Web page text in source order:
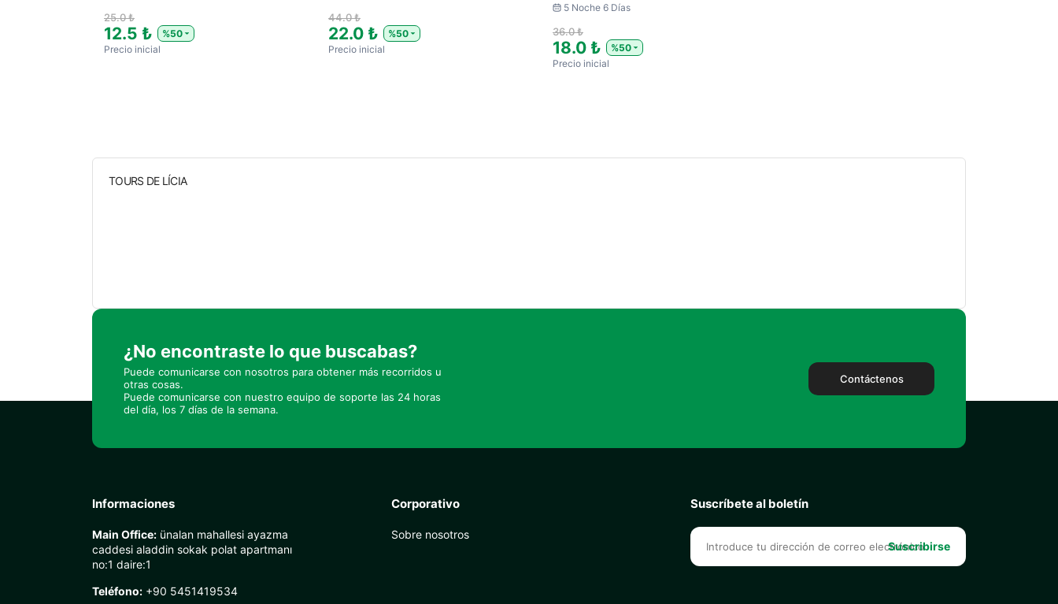
25.0 ₺
12.5 ₺
%50
Precio inicial
44.0 ₺
22.0 ₺
%50
Precio inicial
5 Noche 6 Días
36.0 ₺
18.0 ₺
%50
Precio inicial
TOURS DE LÍCIA
¿No encontraste lo que buscabas?
Puede comunicarse con nosotros para obtener más recorridos u
otras cosas.
Puede comunicarse con nuestro equipo de soporte las 24 horas
del día, los 7 días de la semana.
Contáctenos
Informaciones
Main Office: ünalan mahallesi ayazma
caddesi aladdin sokak polat apartmanı
no:1 daire:1
Teléfono: +90 5451419534
Corporativo
Sobre nosotros
Suscríbete al boletín
Suscribirse